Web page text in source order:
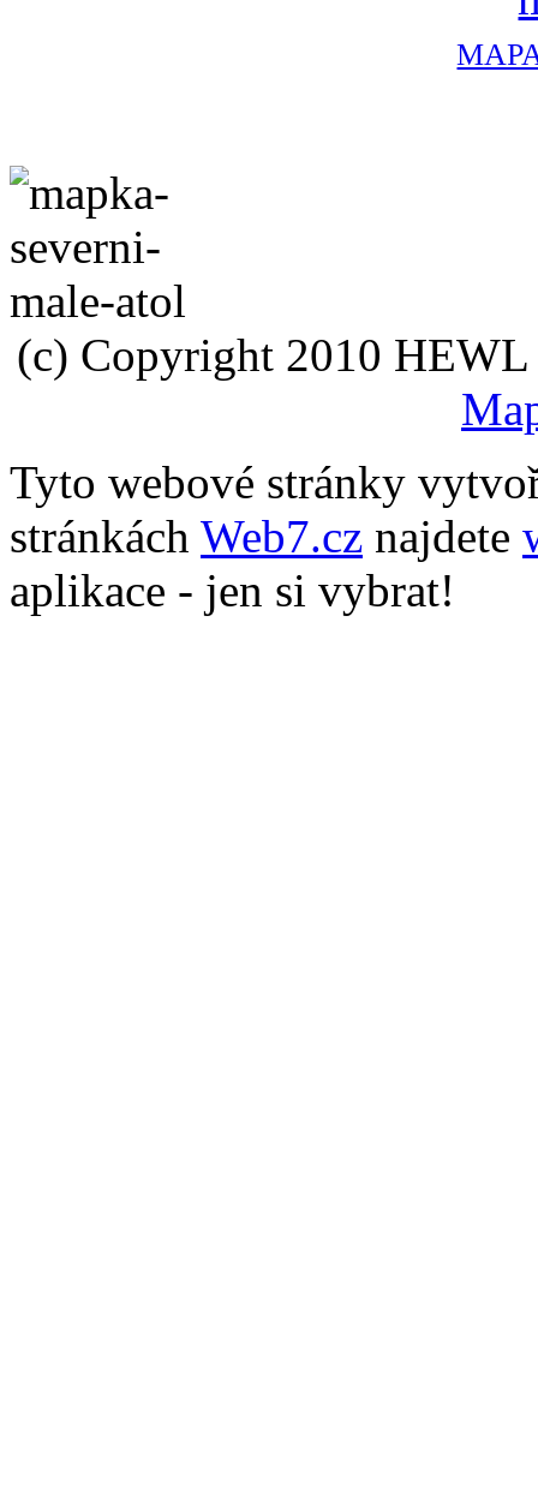
(c) Copyright 2010 HEWL
Tyto webové stránky
stránkách Web7.cz najdete
aplikace - jen si vybrat!